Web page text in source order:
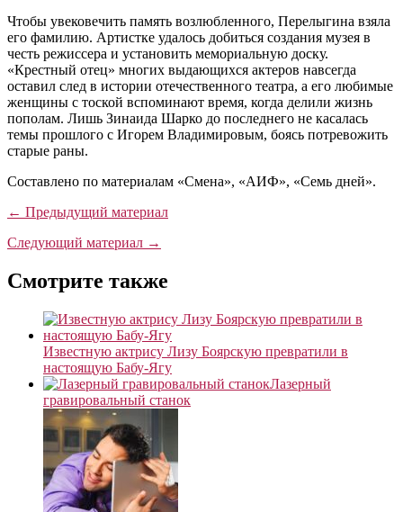
Чтобы увековечить память возлюбленного, Перелыгина взяла
его фамилию. Артистке удалось добиться создания музея в
честь режиссера и установить мемориальную доску.
«Крестный отец» многих выдающихся актеров навсегда
оставил след в истории отечественного театра, а его любимые
женщины с тоской вспоминают время, когда делили жизнь
пополам. Лишь Зинаида Шарко до последнего не касалась
темы прошлого с Игорем Владимировым, боясь потревожить
старые раны.
Составлено по материалам «Смена», «АИФ», «Семь дней».
← Предыдущий материал
Следующий материал →
Смотрите также
Известную актрису Лизу Боярскую превратили в
настоящую Бабу-Ягу
Лазерный
гравировальный станок